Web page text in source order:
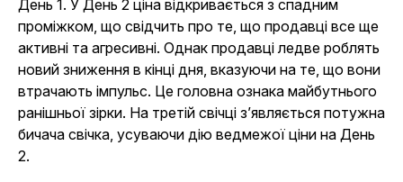
День 1. У День 2 ціна відкривається з спадним
проміжком, що свідчить про те, що продавці все ще
активні та агресивні. Однак продавці ледве роблять
новий зниження в кінці дня, вказуючи на те, що вони
втрачають імпульс. Це головна ознака майбутнього
ранішньої зірки. На третій свічці з’являється потужна
бичача свічка, усуваючи дію ведмежої ціни на День
2.